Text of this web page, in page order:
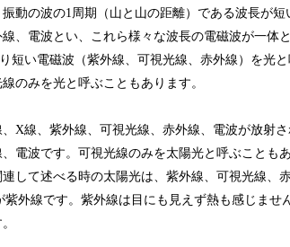
動の波の1周期（山と山の距離）である波長が
、電波とい、これら様々な波長の電磁波が一体
短い電磁波（紫外線、可視光線、赤外線）を光
のみを光と呼ぶこともあります。
X線、紫外線、可視光線、赤外線、電波が放射
電波です。可視光線のみを太陽光と呼ぶことも
連して述べる時の太陽光は、紫外線、可視光線、
紫外線です。紫外線は目にも見えず熱も感じませ